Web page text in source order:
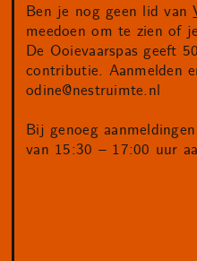
Ben je nog geen lid van
meedoen om te zien of
De Ooievaarspas geeft
contributie. Aanmelden
odine@nestruimte.nl
Bij genoeg
van 15:30 – 17:00 uur